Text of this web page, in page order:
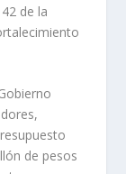
de la
de pesos